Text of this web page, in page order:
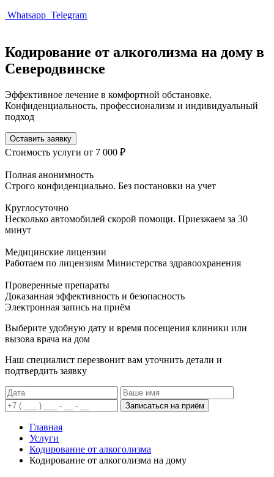
Whatsapp Telegram
Кодирование от алкоголизма на дому в
Северодвинске
Эффективное лечение в комфортной обстановке.
Конфиденциальность, профессионализм и индивидуальный
подход
Оставить заявку
Стоимость услуги от 7 000 ₽
Полная анонимность
Строго конфиденциально. Без постановки на учет
Круглосуточно
Несколько автомобилей скорой помощи. Приезжаем за 30
минут
Медицинские лицензии
Работаем по лицензиям Министерства здравоохранения
Проверенные препараты
Доказанная эффективность и безопасность
Электронная запись на приём
Выберите удобную дату и время посещения клиники или
вызова врача на дом
Наш специалист перезвонит вам уточнить детали и
подтвердить заявку
Записаться на приём
Главная
Услуги
Кодирование от алкоголизма
Кодирование от алкоголизма на дому